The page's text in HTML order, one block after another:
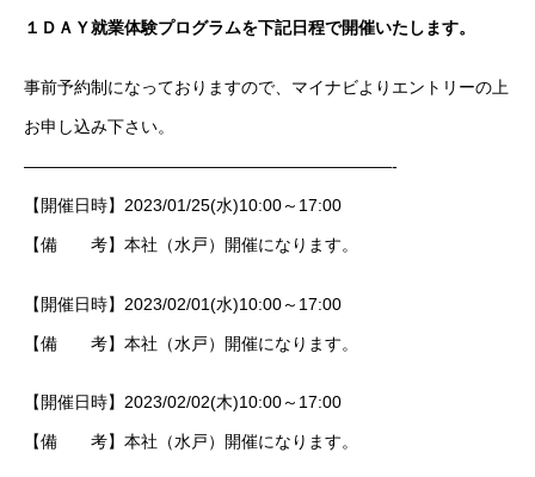
１ＤＡＹ就業体験プログラムを下記日程で開催いたします。
事前予約制になっておりますので、マイナビよりエントリーの上
お申し込み下さい。
——————————————————————-
【開催日時】2023/01/25(水)10:00～17:00
【備 考】本社（水戸）開催になります。
【開催日時】2023/02/01(水)10:00～17:00
【備 考】本社（水戸）開催になります。
【開催日時】2023/02/02(木)10:00～17:00
【備 考】本社（水戸）開催になります。